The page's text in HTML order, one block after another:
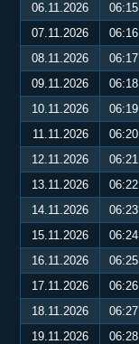
06.11.2026 06:15
07.11.2026
06:16
08.11.2026
06:17
09.11.2026
06:18
10.11.2026
06:19
11.11.2026
06:20
12.11.2026
06:21
13.11.2026
06:22
14.11.2026
06:23
15.11.2026
06:24
16.11.2026
06:25
17.11.2026
06:26
18.11.2026
06:27
19.11.2026
06:28